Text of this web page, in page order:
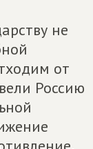
не
от
Россию